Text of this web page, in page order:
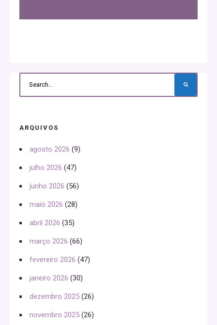
ARQUIVOS
agosto 2026 (9)
julho 2026 (47)
junho 2026 (56)
maio 2026 (28)
abril 2026 (35)
março 2026 (66)
fevereiro 2026 (47)
janeiro 2026 (30)
dezembro 2025 (26)
novembro 2025 (26)